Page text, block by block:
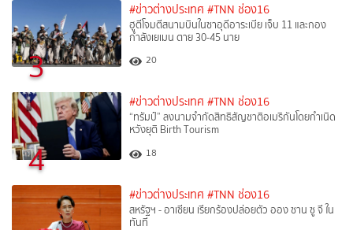
3
#ข่าวต่างประเทศ #TNN ช่อง16
ฮูตีโจมตีสนามบินในซาอุดีอาระเบีย เจ็บ 11 และกอง
กำลังเยเมน ตาย 30-45 นาย
20
4
#ข่าวต่างประเทศ #TNN ช่อง16
“ทรัมป์” ลงนามจำกัดสิทธิสัญชาติอเมริกันโดยกำเนิด
หวังยุติ Birth Tourism
18
#ข่าวต่างประเทศ #TNN ช่อง16
สหรัฐฯ - อาเซียน เรียกร้องปล่อยตัว ออง ซาน ซู จี ใน
ทันที